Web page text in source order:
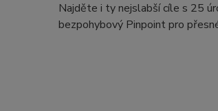
Najděte i ty nejslabší cíle s 25
bezpohybový Pinpoint pro